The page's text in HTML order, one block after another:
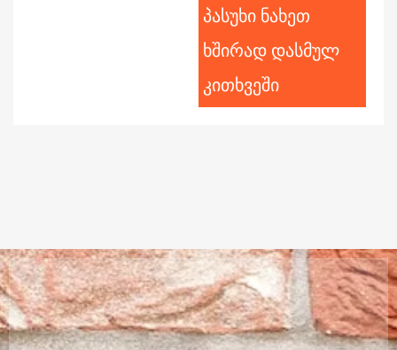
პასუხი ნახეთ
ხშირად დასმულ
კითხვეში